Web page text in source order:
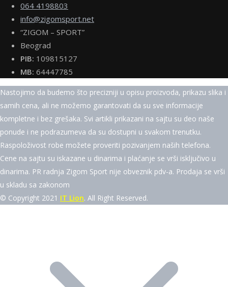
064 4198803
info@zigomsport.net
“ZIGOM – SPORT”
Beograd
PIB: 109815127
MB: 64447785
Nastojimo da budemo što precizniji u opisu proizvoda, prikazu slika i
samih cena, ali ne možemo garantovati da su sve informacije
kompletne i bez grešaka. Svi artikli prikazani na sajtu su deo naše
ponude i ne podrazumeva da su dostupni u svakom trenutku.
Raspoloživost robe možete proveriti pozivanjem naših telefona.
Cene na sajtu su iskazane u dinarima i plaćanje se vrši isključivo u
dinarima. PR radnja Zigom Sport nije obveznik pdv-a. Prodaja se vrši
u skladu sa zakonom
© Copyright 2021 IT Lion. All Right Reserved.